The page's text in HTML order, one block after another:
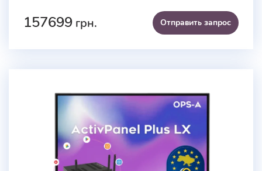
157699 грн. Отправить запроc